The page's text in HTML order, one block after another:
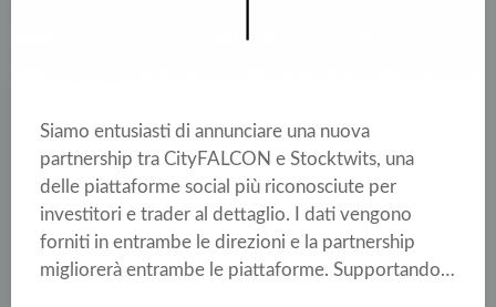
Siamo entusiasti di annunciare una nuova
partnership tra CityFALCON e Stocktwits, una
delle piattaforme social più riconosciute per
investitori e trader al dettaglio. I dati vengono
forniti in entrambe le direzioni e la partnership
migliorerà entrambe le piattaforme. Supportando…